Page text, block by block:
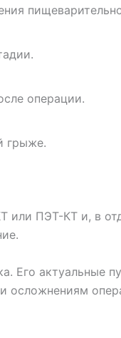
операции.
грыже.
ПЭТ-КТ и, в
Его актуальные
осложнениям